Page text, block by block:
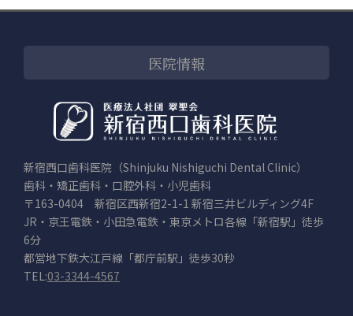
医院情報
新宿西口歯科医院（Shinjuku Nishiguchi Dental Clinic）
歯科・矯正歯科・口腔外科・小児歯科
〒163-0404 新宿区西新宿2-1-1 新宿三井ビルディング4F
JR・京王電鉄・小田急電鉄・東京メトロ各線「新宿駅」徒歩
6分
都営地下鉄大江戸線「都庁前駅」徒歩30秒
TEL:03-3344-4567